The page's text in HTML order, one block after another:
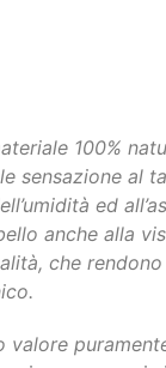
100%
sensazione al
ed
anche alla
che